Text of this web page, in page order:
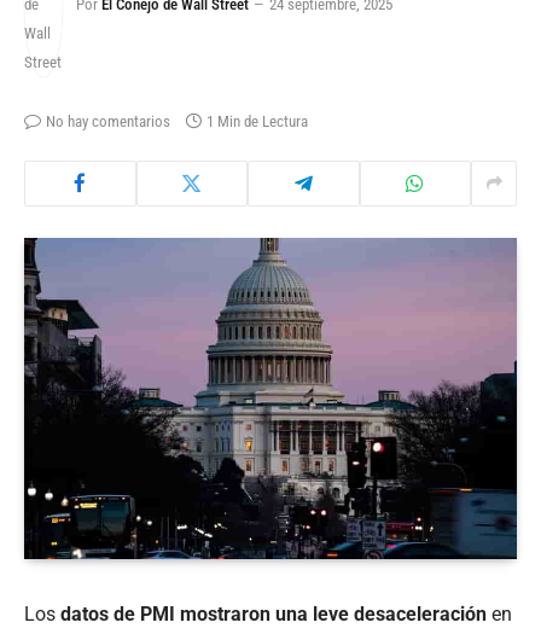
Por El Conejo de Wall Street 24 septiembre, 2025
No hay comentarios 1 Min de Lectura
Los datos de PMI mostraron una leve desaceleración en